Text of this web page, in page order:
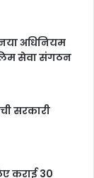
अधिनियम
सेवा संगठन
सरकारी
कराई 30